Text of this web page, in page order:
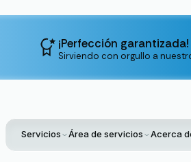
¡Perfección garantizada!
Sirviendo con orgullo a
Servicios Área de servicios Acerca